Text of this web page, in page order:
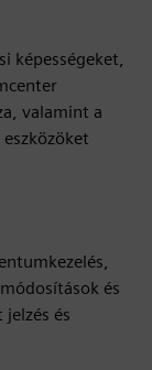
képességeket,
valamint a
és
és